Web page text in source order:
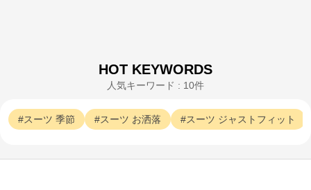
HOT KEYWORDS
人気キーワード : 10件
スーツ 季節 スーツ お洒落 スーツ ジャストフィット